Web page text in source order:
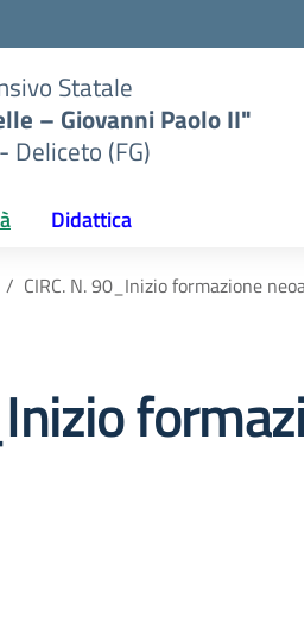
Statale
– Giovanni Paolo II"
Deliceto (FG)
Didattica
CIRC. N. 90_Inizio formazione